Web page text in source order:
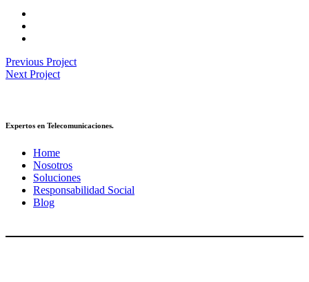
Previous Project
Next Project
Expertos en Telecomunicaciones.
Home
Nosotros
Soluciones
Responsabilidad Social
Blog